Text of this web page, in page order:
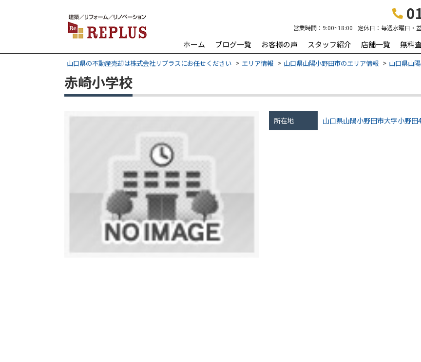
営業時間： 9:00~18:00 定休日： 毎週水曜日・
ホーム ブログ一覧 お客様の声 スタッフ紹介 店舗一覧 無料
山口県の不動産売却は株式会社リプラスにお任せください エリア情報 山口県山陽小野田市のエリア情報 山口県山
赤崎小学校
所在地 山口県山陽小野田市大字小野田